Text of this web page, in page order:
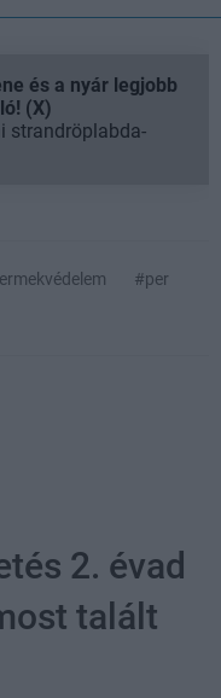
és a nyár legjobb
(X)
strandröplabda-
#per
2. évad
talált